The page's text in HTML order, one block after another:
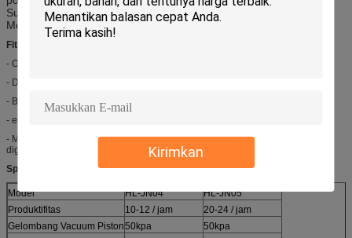
Kirimkan
Susu, Susu Claw,Pipa, Susu dan Lempengan Susu
Meter, Piston,Shaft, Motor,Light
Fitur:
- Operasi dan pemeliharaan sederhana;
- Dengan roda bergerak, fleksibel dan nyaman untuk berpindah ke susu;
- Bucket 25L Milking, material bisa berupa stainless steel atau transparent;
- ember tunggal atau ember ganda ditawarkan untuk dipilih;
- Motor tegangan berbeda untuk memenuhi negara yang berbeda untuk
digunakan;
Spesifikasi:
Model HL-JN04
HL-JN05
Produktifitas
10-12 / jam
20-24 / jam
Gelombang Vacuum Piston50kpa
50kpa